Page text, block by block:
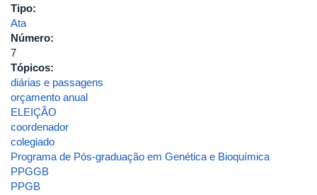
Tipo:
Ata
Número:
7
Tópicos:
diárias e passagens
orçamento anual
ELEIÇÃO
coordenador
colegiado
Programa de Pós-graduação em Genética e Bioquímica
PPGGB
PPGB